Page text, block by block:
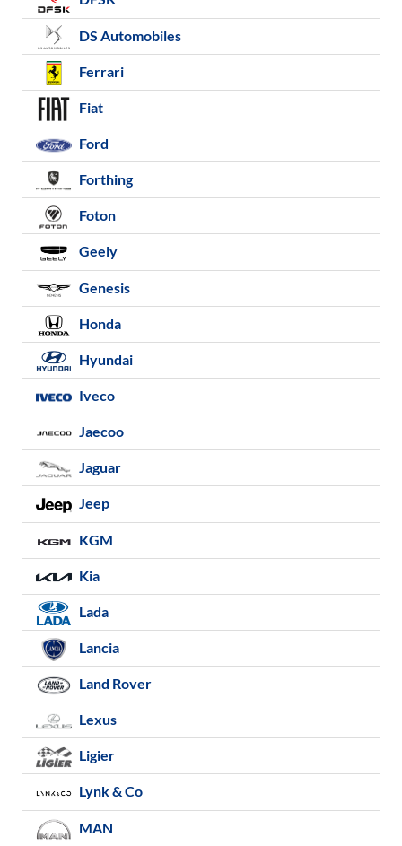
DS Automobiles
Ferrari
Fiat
Ford
Forthing
Foton
Geely
Genesis
Honda
Hyundai
Iveco
Jaecoo
Jaguar
Jeep
KGM
Kia
Lada
Lancia
Land Rover
Lexus
Ligier
Lynk & Co
MAN